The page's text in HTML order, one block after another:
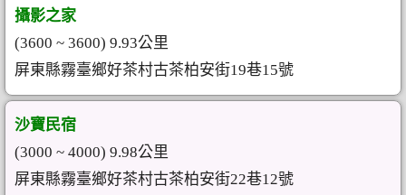
攝影之家
(3600 ~ 3600) 9.93公里
屏東縣霧臺鄉好茶村古茶柏安街19巷15號
沙寶民宿
(3000 ~ 4000) 9.98公里
屏東縣霧臺鄉好茶村古茶柏安街22巷12號